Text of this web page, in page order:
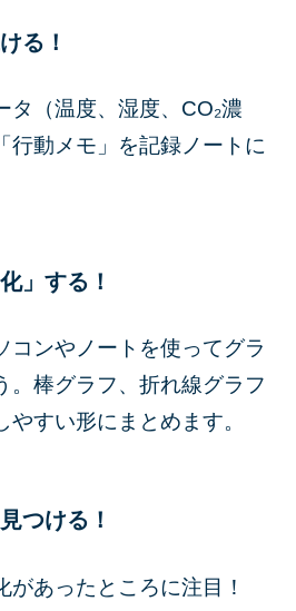
る！
タ（温度、湿度、CO₂濃
行動メモ」を記録ノートに
」する！
コンやノートを使ってグラ
。棒グラフ、折れ線グラフ
やすい形にまとめます。
つける！
があったところに注目！